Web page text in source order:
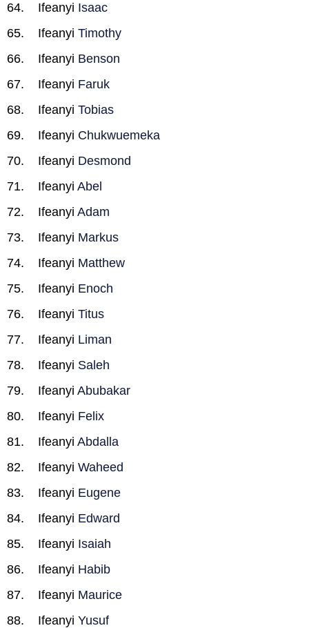
Ifeanyi Isaac
Ifeanyi Timothy
Ifeanyi Benson
Ifeanyi Faruk
Ifeanyi Tobias
Ifeanyi Chukwuemeka
Ifeanyi Desmond
Ifeanyi Abel
Ifeanyi Adam
Ifeanyi Markus
Ifeanyi Matthew
Ifeanyi Enoch
Ifeanyi Titus
Ifeanyi Liman
Ifeanyi Saleh
Ifeanyi Abubakar
Ifeanyi Felix
Ifeanyi Abdalla
Ifeanyi Waheed
Ifeanyi Eugene
Ifeanyi Edward
Ifeanyi Isaiah
Ifeanyi Habib
Ifeanyi Maurice
Ifeanyi Yusuf